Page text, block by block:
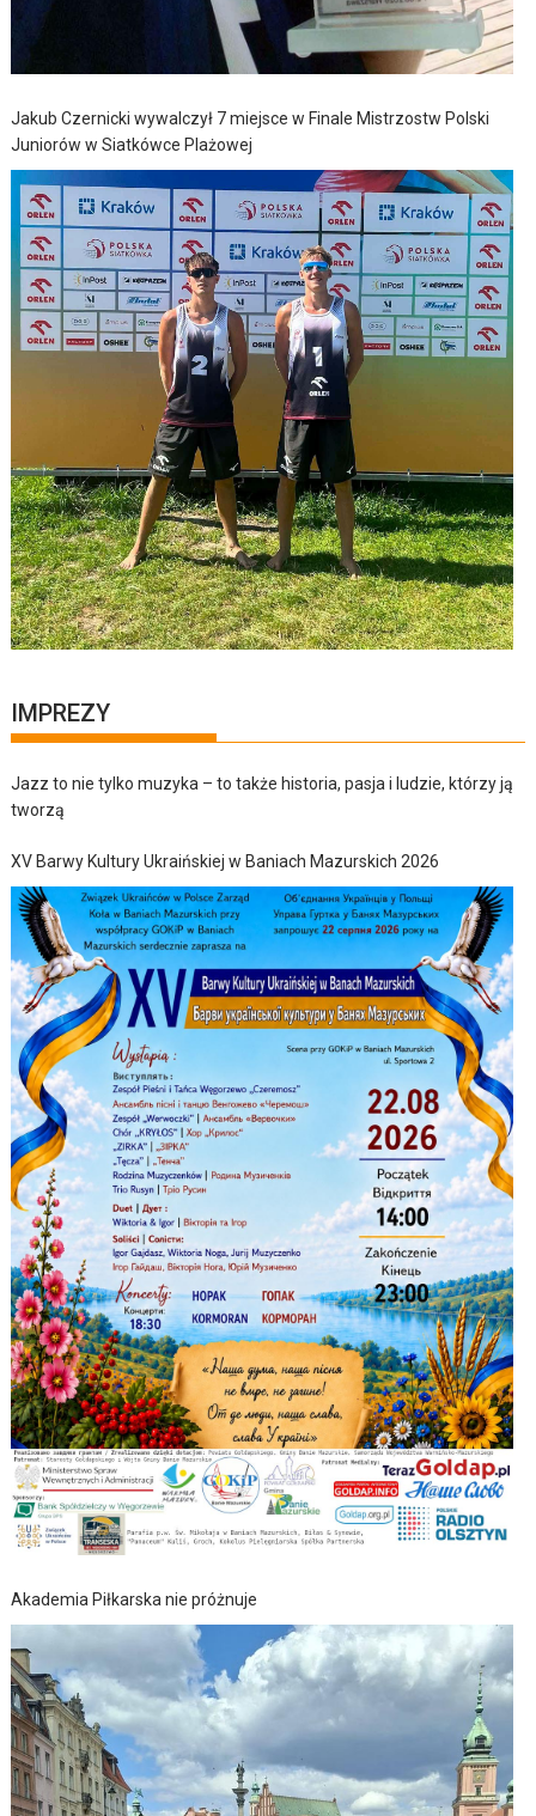
Jakub Czernicki wywalczył 7 miejsce w Finale Mistrzostw Polski
Juniorów w Siatkówce Plażowej
IMPREZY
Jazz to nie tylko muzyka – to także historia, pasja i ludzie, którzy ją
tworzą
XV Barwy Kultury Ukraińskiej w Baniach Mazurskich 2026
Akademia Piłkarska nie próżnuje